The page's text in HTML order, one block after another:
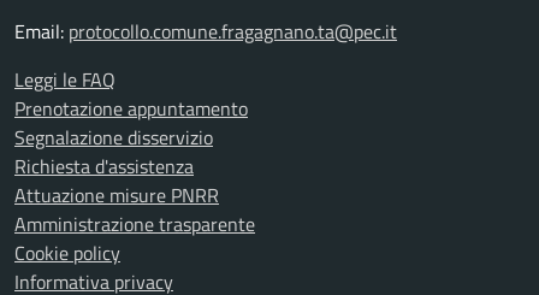
Email: protocollo.comune.fragagnano.ta@pec.it
Leggi le FAQ
Prenotazione appuntamento
Segnalazione disservizio
Richiesta d'assistenza
Attuazione misure PNRR
Amministrazione trasparente
Cookie policy
Informativa privacy